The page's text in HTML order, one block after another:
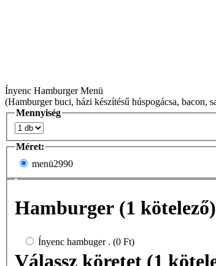
Ínyenc Hamburger Menü
(Hamburger buci, házi készítésű húspogácsa, bacon,
Mennyiség
Méret:
menü2990
Hamburger (1 kötelező)
Ínyenc hambuger . (0 Ft)
Válassz köretet (1